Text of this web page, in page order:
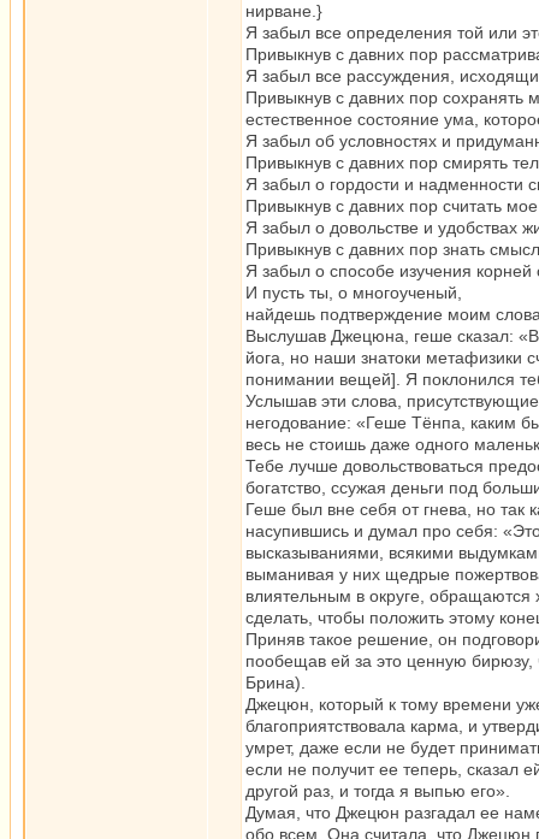
нирване.}
Я забыл все определения той или
Привыкнув с давних пор
Я забыл все рассуждения,
Привыкнув с давних пор
естественное состояние ума,
Я забыл об условностях и
Привыкнув с давних пор смирять
Я забыл о гордости и надменности
Привыкнув с давних пор считать
Я забыл о довольстве и удобствах
Привыкнув с давних пор знать
Я забыл о способе изучения
И пусть ты, о многоученый,
найдешь подтверждение моим
Выслушав Джецюна, геше сказал:
йога, но наши знатоки метафизики
понимании вещей]. Я поклонился
Услышав эти слова,
негодование: «Геше Тёнпа, каким
весь не стоишь даже одного
Тебе лучше довольствоваться
богатство, ссужая деньги под
Геше был вне себя от гнева, но так
насупившись и думал про себя:
высказываниями, всякими
выманивая у них щедрые
влиятельным в округе, обращаются
сделать, чтобы положить этому
Приняв такое решение, он
пообещав ей за это ценную
Брина).
Джецюн, который к тому времени
благоприятствовала карма, и
умрет, даже если не будет
если не получит ее теперь, сказал
другой раз, и тогда я выпью его».
Думая, что Джецюн разгадал ее
обо всем. Она считала, что Джецюн